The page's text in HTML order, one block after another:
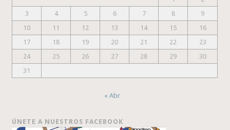
3
4 5 6 7 8
9
10
11 12 13 14 15
16
17
18 19 20 21 22
23
24
25 26 27 28 29
30
31
« Abr
ÚNETE A NUESTROS FACEBOOK